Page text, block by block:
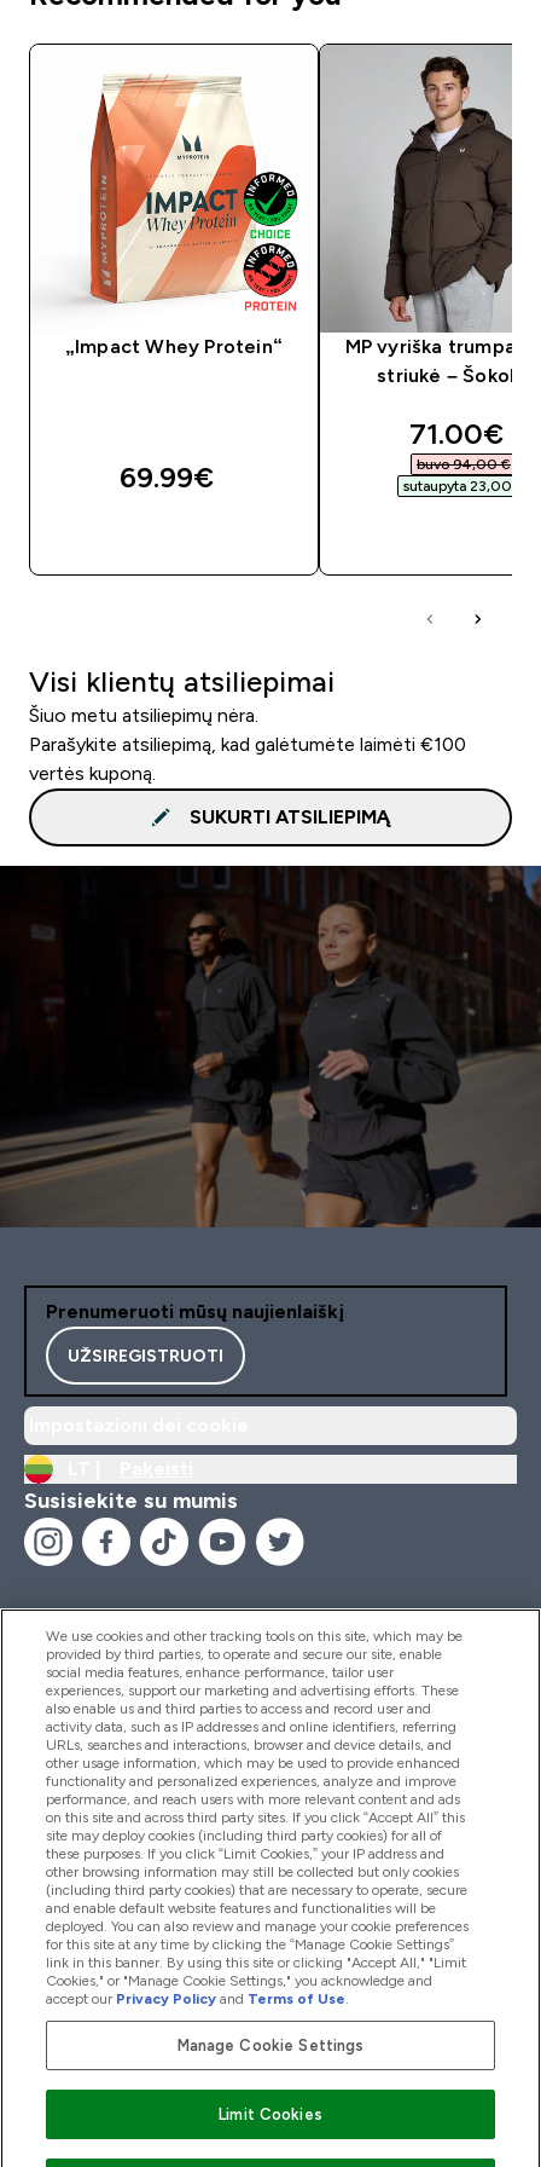
„Impact Whey Protein“
69.99€‎
MP vyriška trumpa
striukė –
71.00€‎
buvo 94,00 €‎
sutaupyta 23,00 €‎
Visi klientų atsiliepimai
Šiuo metu atsiliepimų nėra.
Parašykite atsiliepimą, kad galėtumėte laimėti €100
vertės kuponą.
SUKURTI ATSILIEPIMĄ
Prenumeruoti mūsų naujienlaiškį
UŽSIREGISTRUOTI
Susisiekite su mumis
Pagalba Ir Informacija
Produktai
Informacija Apie Kompaniją
Lojalumas Ir Atlygis
2026 The Hut.com Ltd
We use cookies and other tracking tools on this site, which may be
provided by third parties, to operate and secure our site, enable
social media features, enhance performance, tailor user
experiences, support our marketing and advertising efforts. These
also enable us and third parties to access and record user and
activity data, such as IP addresses and online identifiers, referring
URLs, searches and interactions, browser and device details, and
other usage information, which may be used to provide enhanced
functionality and personalized experiences, analyze and improve
performance, and reach users with more relevant content and ads
on this site and across third party sites. If you click “Accept All” this
site may deploy cookies (including third party cookies) for all of
these purposes. If you click “Limit Cookies,” your IP address and
other browsing information may still be collected but only cookies
(including third party cookies) that are necessary to operate, secure
and enable default website features and functionalities will be
deployed. You can also review and manage your cookie preferences
for this site at any time by clicking the “Manage Cookie Settings”
link in this banner. By using this site or clicking "Accept All," "Limit
Cookies," or "Manage Cookie Settings," you acknowledge and
accept our Privacy Policy and Terms of Use.
Manage Cookie Settings
Limit Cookies